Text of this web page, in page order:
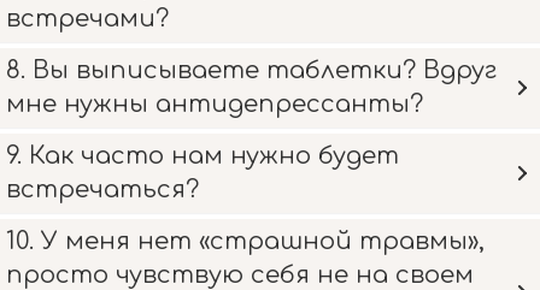
встречами?
8. Вы выписываете таблетки? Вдруг
мне нужны антидепрессанты?
9. Как часто нам нужно будет
встречаться?
10. У меня нет «страшной травмы»,
просто чувствую себя не на своем